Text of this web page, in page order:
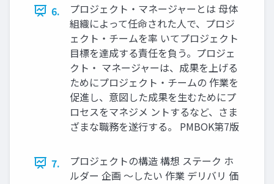
6.
プロジェクト・マネージャーとは 母体
組織によって任命された人で、プロジ
ェクト・チームを率 いてプロジェクト
目標を達成する責任を負う。プロジェ
クト・ マネージャーは、成果を上げる
ためにプロジェクト・チームの 作業を
促進し、意図した成果を生むためにプ
ロセスをマネジメ ントするなど、さま
ざまな職務を遂行する。 PMBOK第7版
7.
プロジェクトの構造 構想 ステーク ホ
ルダー 企画 〜したい 作業 デリバリ 価